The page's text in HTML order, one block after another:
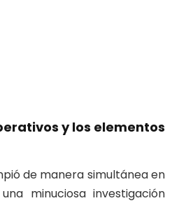
y los elementos
de manera simultánea en
minuciosa investigación